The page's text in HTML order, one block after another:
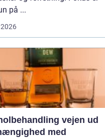
på ...
vejen ud
med